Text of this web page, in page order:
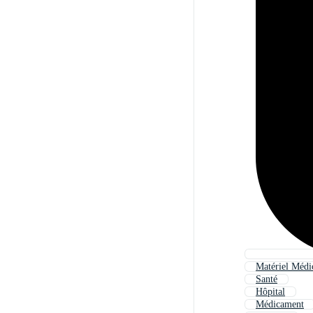
Matériel
Santé
Hôpital
Médicament